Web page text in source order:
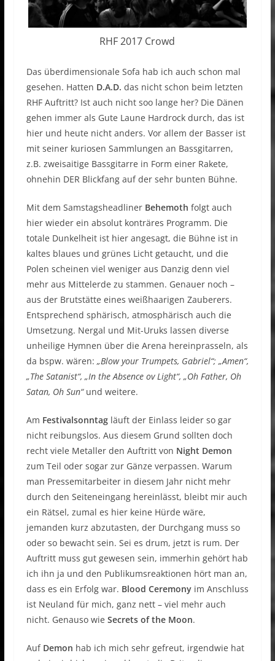
RHF 2017 Crowd
Das überdimensionale Sofa hab ich auch schon mal
gesehen. Hatten D.A.D. das nicht schon beim letzten
RHF Auftritt? Ist auch nicht soo lange her? Die Dänen
gehen immer als Gute Laune Hardrock durch, das ist
hier und heute nicht anders. Vor allem der Basser ist
mit seiner kuriosen Sammlungen an Bassgitarren,
z.B. zweisaitige Bassgitarre in Form einer Rakete,
ohnehin DER Blickfang auf der sehr bunten Bühne.
Mit dem Samstagsheadliner Behemoth folgt auch
hier wieder ein absolut konträres Programm. Die
totale Dunkelheit ist hier angesagt, die Bühne ist in
kaltes blaues und grünes Licht getaucht, und die
Polen scheinen viel weniger aus Danzig denn viel
mehr aus Mittelerde zu stammen. Genauer noch –
aus der Brutstätte eines weißhaarigen Zauberers.
Entsprechend sphärisch, atmosphärisch auch die
Umsetzung. Nergal und Mit-Uruks lassen diverse
unheilige Hymnen über die Arena hereinprasseln, als
da bspw. wären: „Blow your Trumpets, Gabriel“; „Amen“,
„The Satanist“, „In the Absence ov Light“, „Oh Father, Oh
Satan, Oh Sun“und weitere.
Am Festivalsonntagläuft der Einlass leider so gar
nicht reibungslos. Aus diesem Grund sollten doch
recht viele Metaller den Auftritt von Night Demon
zum Teil oder sogar zur Gänze verpassen. Warum
man Pressemitarbeiter in diesem Jahr nicht mehr
durch den Seiteneingang hereinlässt, bleibt mir auch
ein Rätsel, zumal es hier keine Hürde wäre,
jemanden kurz abzutasten, der Durchgang muss so
oder so bewacht sein. Sei es drum, jetzt is rum. Der
Auftritt muss gut gewesen sein, immerhin gehört hab
ich ihn ja und den Publikumsreaktionen hört man an,
dass es ein Erfolg war. Blood Ceremonyim Anschluss
ist Neuland für mich, ganz nett – viel mehr auch
nicht. Genauso wie Secrets of the Moon.
Auf Demon hab ich mich sehr gefreut, irgendwie hat